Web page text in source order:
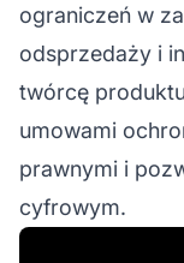
ograniczeń w
odsprzedaży i
twórcę
umowami
prawnymi i
cyfrowym.